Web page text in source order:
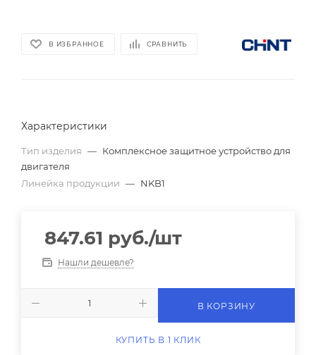
В ИЗБРАННОЕ СРАВНИТЬ
Характеристики
Тип изделия — Комплексное защитное устройство для
двигателя
Линейка продукции — NKB1
847.61 руб./шт
Нашли дешевле?
В КОРЗИНУ
КУПИТЬ В 1 КЛИК